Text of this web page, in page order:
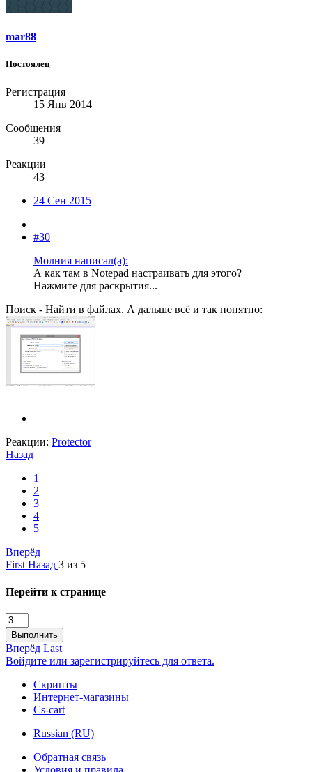
mar88
Постоялец
Регистрация
15 Янв 2014
Сообщения
39
Реакции
43
24 Сен 2015
#30
Молния написал(а):
А как там в Notepad настраивать для этого?
Нажмите для раскрытия...
Поиск - Найти в файлах. А дальше всё и так понятно:
Реакции: Protector
Назад
1
2
3
4
5
Вперёд
First Назад 3 из 5
Перейти к странице
Выполнить
Вперёд Last
Войдите или зарегистрируйтесь для ответа.
Скрипты
Интернет-магазины
Cs-cart
Russian (RU)
Обратная связь
Условия и правила